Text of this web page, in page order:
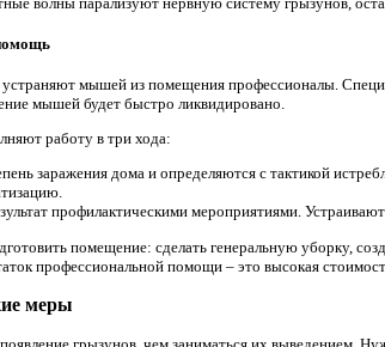
мышей из помещения профессионалы.
мышей будет быстро ликвидировано.
работу в три хода:
заражения дома и определяются с тактикой
профилактическими мероприятиями.
помещение: сделать генеральную уборку,
профессиональной помощи – это высокая
меры